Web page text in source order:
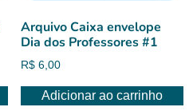
Arquivo Caixa envelope
Dia dos Professores #1
R$ 6,00
Adicionar ao carrinho